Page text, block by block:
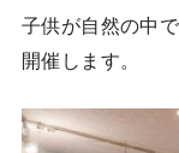
子供が自然の中
開催します。